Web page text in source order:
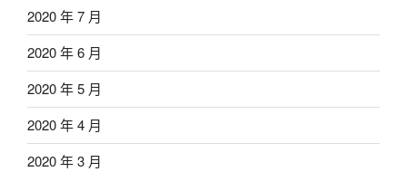
2020 年 7 月
2020 年 6 月
2020 年 5 月
2020 年 4 月
2020 年 3 月